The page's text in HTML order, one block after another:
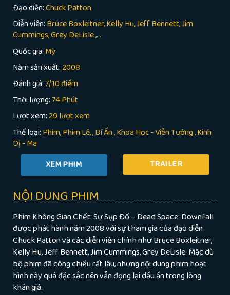
Đạo diễn:Chuck Patton
Diễn viên: Bruce Boxleitner, Kelly Hu, Jeff Bennett, Jim
Cummings, Grey DeLisle ,...
Quốc gia: Mỹ
Năm sản xuất: 2008
Đánh giá:7/10 điểm
Thời lượng:74 Phút
Lượt xem: 29 lượt xem
Thể loại: Phim Phim Lẻ ,Bí Ẩn,Khoa Học - Viễn Tưởng,Kinh
Dị - Ma
TRAILER
NỘI DUNG PHIM
Phim Không Gian Chết: Sự Sụp Đổ – Dead Space: Downfall
được phát hành năm 2008 với sự tham gia của đạo diễn
Chuck Patton và các diễn viên chính như Bruce Boxleitner,
Kelly Hu, Jeff Bennett, Jim Cummings, Grey DeLisle. Mặc dù
bộ phim đã công chiếu rất lâu, nhưng nội dung phim hoạt
hình này quá đặc sắc nên vẫn đọng lại dấu ấn trong lòng
khán giả.